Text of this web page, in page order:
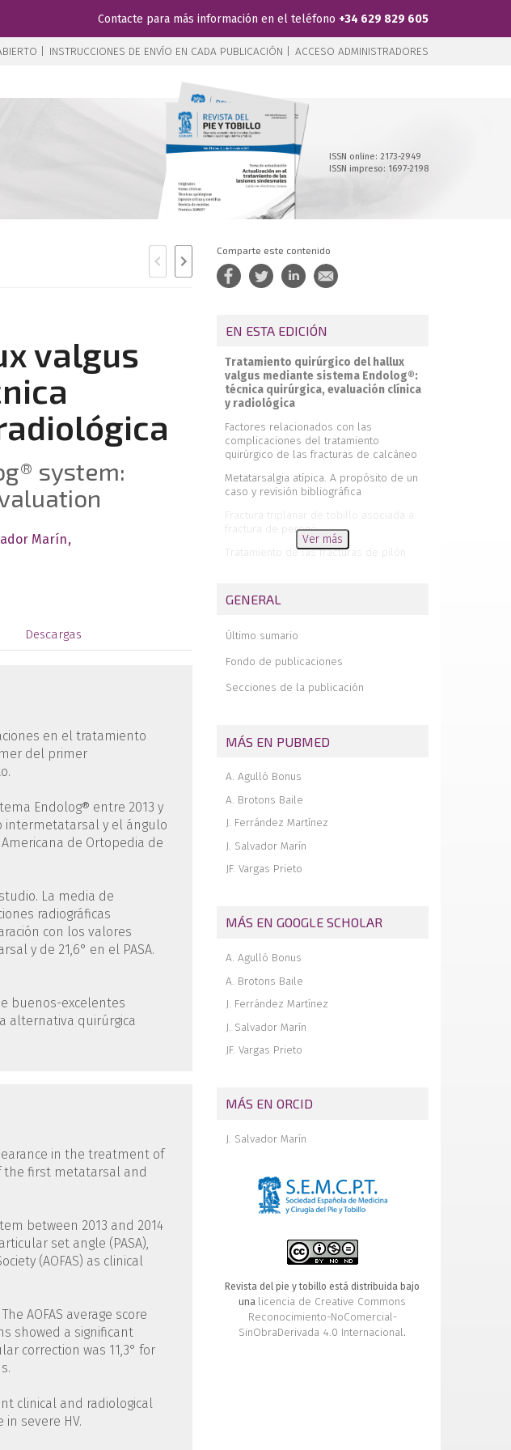
Contacte para más información en el teléfono +34 629 829 605
| INSTRUCCIONES DE ENVÍO EN CADA PUBLICACIÓN | ACCESO ADMINISTRADORES
ISSN online: 2173-2949
ISSN impreso: 1697-2198
valgus
system:
Marín
Descargas
en el tratamiento
del primer
Endolog® entre 2013 y
intermetatarsal y el ángulo
de Ortopedia de
La media de
radiográficas
con los valores
y de 21,6° en el PASA.
buenos-excelentes
alternativa quirúrgica
in the treatment of
the first metatarsal and
between 2013 and 2014
set angle (PASA),
(AOFAS) as clinical
AOFAS average score
showed a significant
correction was 11,3° for
clinical and radiological
severe HV.
Comparte este contenido
EN ESTA EDICIÓN
Tratamiento quirúrgico del hallux
valgus mediante sistema Endolog®:
técnica quirúrgica, evaluación clínica
y radiológica
Factores relacionados con las
complicaciones del tratamiento
quirúrgico de las fracturas de calcáneo
Metatarsalgia atípica. A propósito de un
caso y revisión bibliográfica
Fractura triplanar de tobillo asociada a
fractura de peroné
Tratamiento de las fracturas de pilón
fracturas de pilón tibial asistidas por
Revista de revistas
Premios y becas de la Sociedad
Tobillo 2017
alargamiento percutáneo del tendón de
Aquiles: retorno a la actividad deportiva
Plastia del ligamento peroneo
astragalino anterior con extensor del
quinto dedo del pie por vía artroscópica
Ver más
GENERAL
Último sumario
Fondo de publicaciones
Secciones de la publicación
MÁS EN PUBMED
A. Agulló Bonus
A. Brotons Baile
J. Ferrández Martínez
J. Salvador Marín
JF. Vargas Prieto
MÁS EN GOOGLE SCHOLAR
A. Agulló Bonus
A. Brotons Baile
J. Ferrández Martínez
J. Salvador Marín
JF. Vargas Prieto
MÁS EN ORCID
J. Salvador Marín
Revista del pie y tobillo está distribuida bajo
una licencia de Creative Commons
Reconocimiento-NoComercial-
SinObraDerivada 4.0 Internacional.